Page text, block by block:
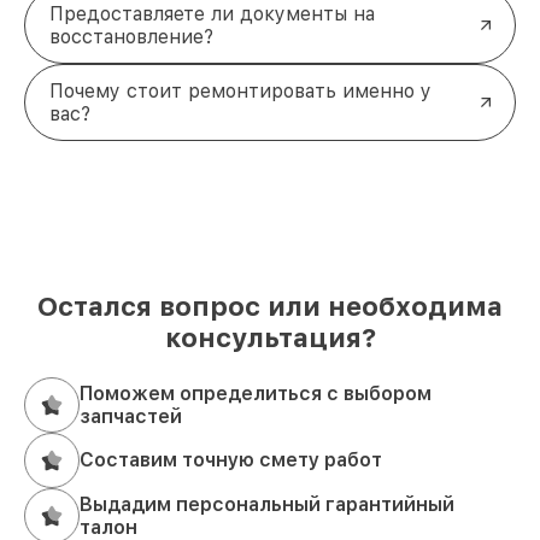
Предоставляете ли документы на
восстановление?
Почему стоит ремонтировать именно у
вас?
Остался вопрос или необходима
консультация?
Поможем определиться с выбором
запчастей
Составим точную смету работ
Выдадим персональный гарантийный
талон